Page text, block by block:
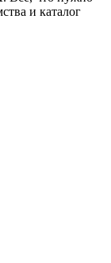
и каталог